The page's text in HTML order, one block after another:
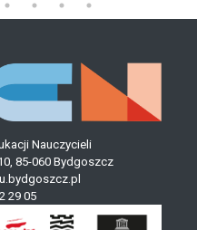
Nauczycieli
85-060 Bydgoszcz
29 05